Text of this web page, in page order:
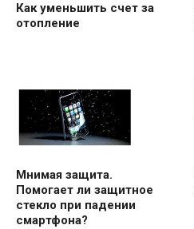
Как уменьшить счет за
отопление
Мнимая защита.
Помогает ли защитное
стекло при падении
смартфона?